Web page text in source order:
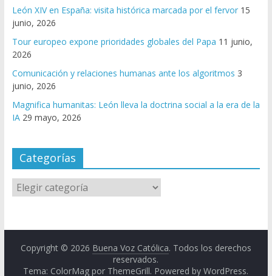
León XIV en España: visita histórica marcada por el fervor 15
junio, 2026
Tour europeo expone prioridades globales del Papa 11 junio,
2026
Comunicación y relaciones humanas ante los algoritmos 3
junio, 2026
Magnifica humanitas: León lleva la doctrina social a la era de la
IA 29 mayo, 2026
Categorías
Copyright © 2026 Buena Voz Católica. Todos los derechos
reservados.
Tema: ColorMag por ThemeGrill. Powered byWordPress.